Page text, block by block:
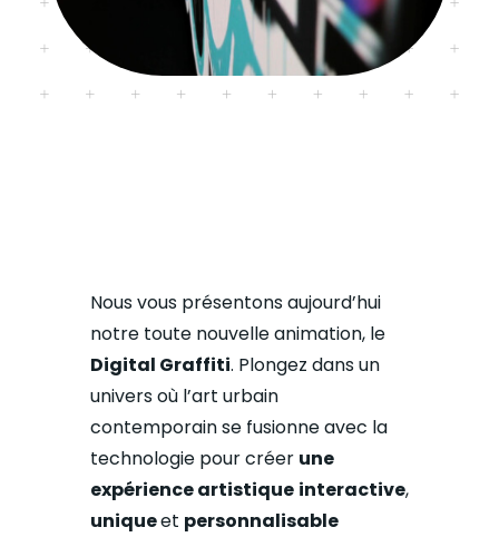
Nous vous présentons aujourd’hui
notre toute nouvelle animation, le
Digital Graffiti. Plongez dans un
univers où l’art urbain
contemporain se fusionne avec la
technologie pour créer une
expérience artistique interactive,
uniqueet personnalisable